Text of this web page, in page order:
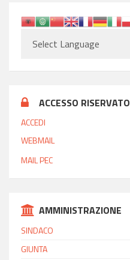
ACCESSO RISERVATO
ACCEDI
WEBMAIL
MAIL PEC
AMMINISTRAZIONE
SINDACO
GIUNTA